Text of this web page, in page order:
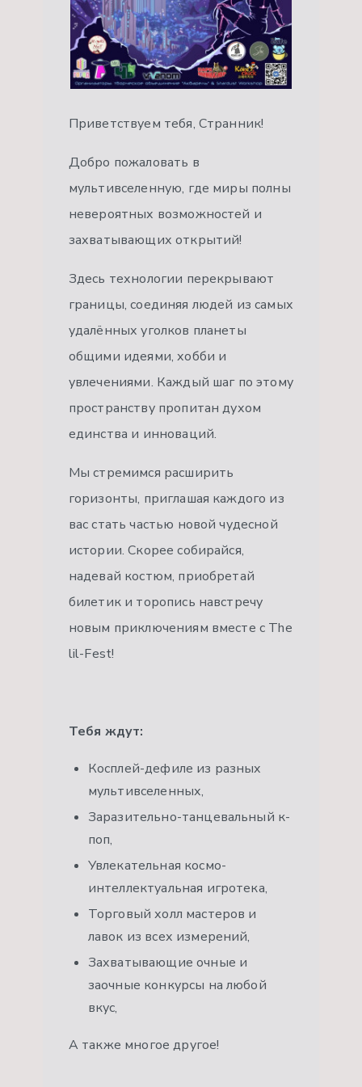
Приветствуем тебя, Странник!
Добро пожаловать в
мультивселенную, где миры полны
невероятных возможностей и
захватывающих открытий!
Здесь технологии перекрывают
границы, соединяя людей из самых
удалённых уголков планеты
общими идеями, хобби и
увлечениями. Каждый шаг по этому
пространству пропитан духом
единства и инноваций.
Мы стремимся расширить
горизонты, приглашая каждого из
вас стать частью новой чудесной
истории. Скорее собирайся,
надевай костюм, приобретай
билетик и торопись навстречу
новым приключениям вместе с The
lil-Fest!
Тебя ждут:
Косплей-дефиле из разных
мультивселенных,
Заразительно-танцевальный к-
поп,
Увлекательная космо-
интеллектуальная игротека,
Торговый холл мастеров и
лавок из всех измерений,
Захватывающие очные и
заочные конкурсы на любой
вкус,
А также многое другое!